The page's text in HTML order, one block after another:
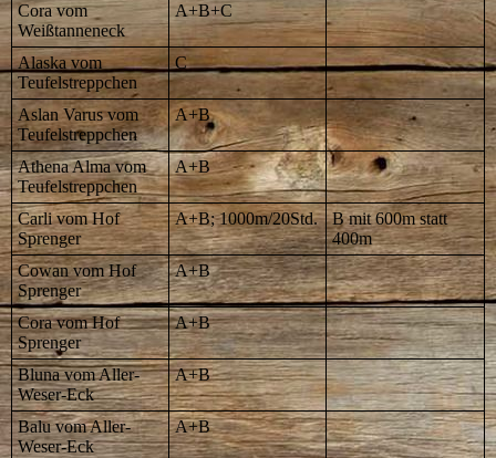
Cora vom
Weißtanneneck
A+B+C
Alaska vom
Teufelstreppchen
C
Aslan Varus vom
Teufelstreppchen
A+B
Athena Alma vom
Teufelstreppchen
A+B
Carli vom Hof
Sprenger
A+B; 1000m/20Std.
B mit 600m statt
400m
Cowan vom Hof
Sprenger
A+B
Cora vom Hof
Sprenger
A+B
Bluna vom Aller-
Weser-Eck
A+B
Balu vom Aller-
Weser-Eck
A+B